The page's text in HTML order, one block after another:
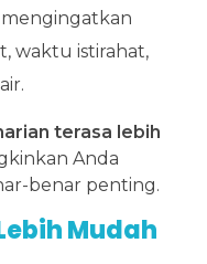
waktu istirahat,
terasa lebih
Anda
benar penting.
Mudah